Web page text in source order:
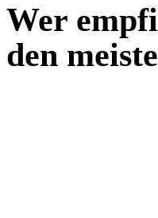
Wer
den